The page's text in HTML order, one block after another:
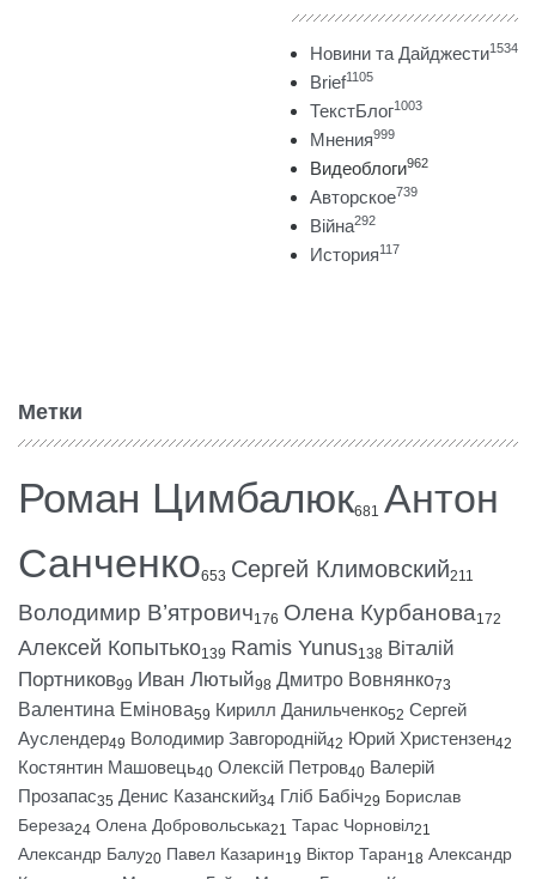
Новини та Дайджести1534
Brief1105
ТекстБлог1003
Мнения999
Видеоблоги962
Авторское739
Війна292
История117
Метки
Роман Цимбалюк681 Антон
Санченко653 Сергей Климовский211
Володимир В’ятрович176 Олена Курбанова172
Алексей Копытько139 Ramis Yunus138 Віталій
Портников99 Иван Лютый98 Дмитро Вовнянко73
Валентина Емінова59 Кирилл Данильченко52 Сергей
Ауслендер49 Володимир Завгородній42 Юрий Христензен42
Костянтин Машовець40 Олексій Петров40 Валерій
Прозапас35 Денис Казанский34 Гліб Бабіч29 Борислав
Береза24 Олена Добровольська21 Тарас Чорновіл21
Александр Балу20 Павел Казарин19 Віктор Таран18 Александр